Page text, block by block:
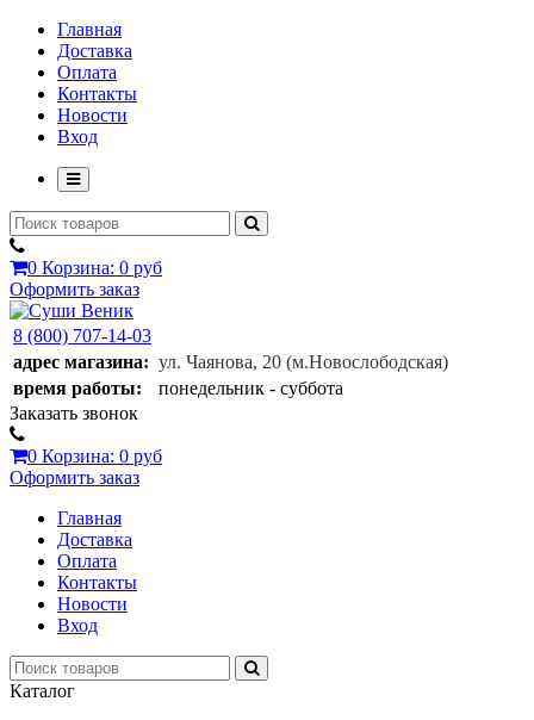
Главная
Доставка
Оплата
Контакты
Новости
Вход
0 Корзина: 0 руб
Оформить заказ
8 (800) 707-14-03
адрес магазина: ул. Чаянова, 20 (м.Новослободская)
время работы:
понедельник - суббота
Заказать звонок
0 Корзина: 0 руб
Оформить заказ
Главная
Доставка
Оплата
Контакты
Новости
Вход
Каталог